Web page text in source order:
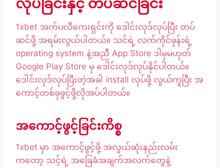
လုပ်ခြင်းနှင့် တပ်ဆင်ခြင်း
1xbet အက်ပလီကေးရှင်းကို ဒေါင်းလုဒ်လုပ်ပြီး တပ်
ဆင်ဖို့ အရမ်းလွယ်ပါတယ်။ သင်ရဲ့ လက်ကိုင်ဖုန်းရဲ့
operating system နဲ့အညီ App Store ဒါမှမဟုတ်
Google Play Store မှ ဒေါင်းလုဒ်လုပ်နိုင်ပါတယ်။
ဒေါင်းလုဒ်လုပ်ပြီးတဲ့အခါ install လုပ်ဖို့ လွယ်ကူပြီး အ
ကောင့်တစ်ခုဖွင့်ဖို့လိုအပ်ပါတယ်။
အကောင့်ဖွင့်ခြင်းကိစ္စ
1xbet မှာ အကောင့်ဖွင့်ဖို့ အလွယ်ဆုံးနည်းလမ်း
ကတော့ သင့်ရဲ့ အခြေခံအချက်အလက်တွေနဲ့